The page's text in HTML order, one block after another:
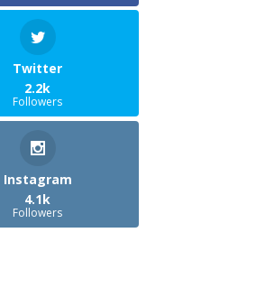
Twitter
2.2k
Followers
Instagram
4.1k
Followers